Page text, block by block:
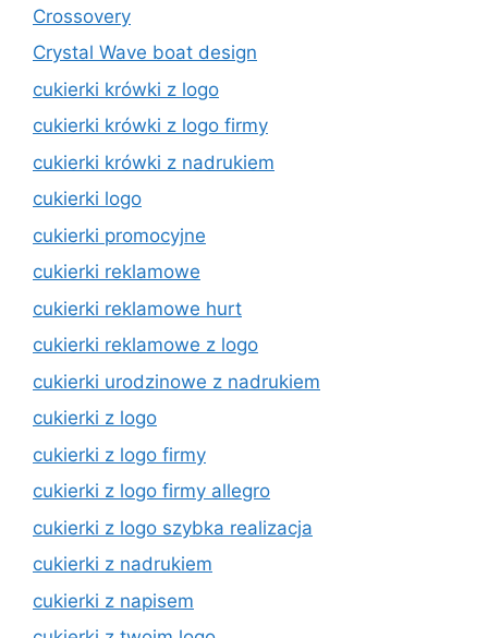
Crossovery
Crystal Wave boat design
cukierki krówki z logo
cukierki krówki z logo firmy
cukierki krówki z nadrukiem
cukierki logo
cukierki promocyjne
cukierki reklamowe
cukierki reklamowe hurt
cukierki reklamowe z logo
cukierki urodzinowe z nadrukiem
cukierki z logo
cukierki z logo firmy
cukierki z logo firmy allegro
cukierki z logo szybka realizacja
cukierki z nadrukiem
cukierki z napisem